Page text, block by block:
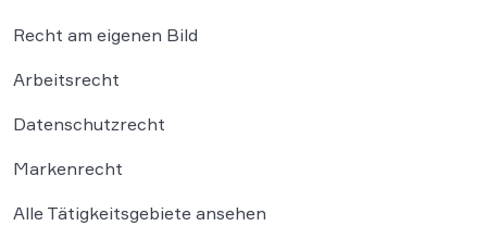
Recht am eigenen Bild
Arbeitsrecht
Datenschutzrecht
Markenrecht
Alle Tätigkeitsgebiete ansehen